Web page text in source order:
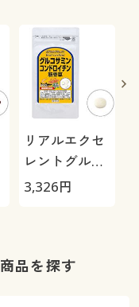
リアルエクセ
レントグルコ
サミンコンド
3,326円
品を探す